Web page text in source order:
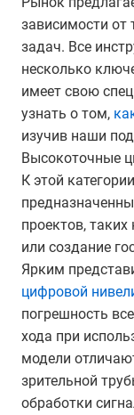
зависимости от
задач. Все
несколько
имеет свою
узнать о том,
изучив наши
Высокоточные
К этой
проектов,
или создание
Ярким
цифровой
погрешность
хода при
модели
зрительной
обработки